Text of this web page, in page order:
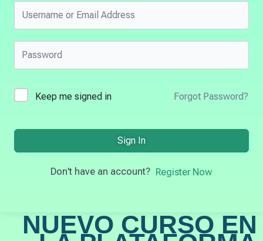
Keep me signed in Forgot Password?
Sign In
Don't have an account? Register Now
NUEVO CURSO EN